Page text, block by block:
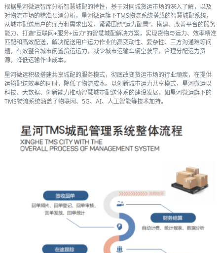
根据星河微运智库分析智慧城配的特性，基于对同城货运市场的深入了解，以及
对物流市场的精准预测分析，星河微运旗下TMS物流系统搭载的智慧城配系统，
从城市配送用户的痛点和需求出发，紧紧围绕“运力配置”，搭建、改善平台的服务
能力，打造“互联网+服务+运力”的智慧城配解决方案，实现货物与运力、效率精准
匹配和高效配送，解决配送用户运力作业的高变动性、复杂性、三方沟通难等问
题，有效整合城市闲置货运运力，减少城市运输车辆空驶率，合理分配运力资
源，降低运输作业成本。
星河微运积极搭建共享城配的服务模式，彻底改变货运市场的行业顽疾，在提供
运输配送效率的同时，降低了物流成本。以创新城市运力共享模式，星河微运以
科技、大数据、创新能力推动智慧城市配送体系的建设发展，如星河微运旗下的
TMS物流系统涵盖了物联网、5G、AI、人工智能等技术加持。